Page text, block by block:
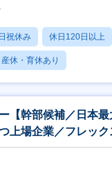
祝休み 休日120日以上
産休・育休あり
【幹部候補／日本
上場企業／フレック